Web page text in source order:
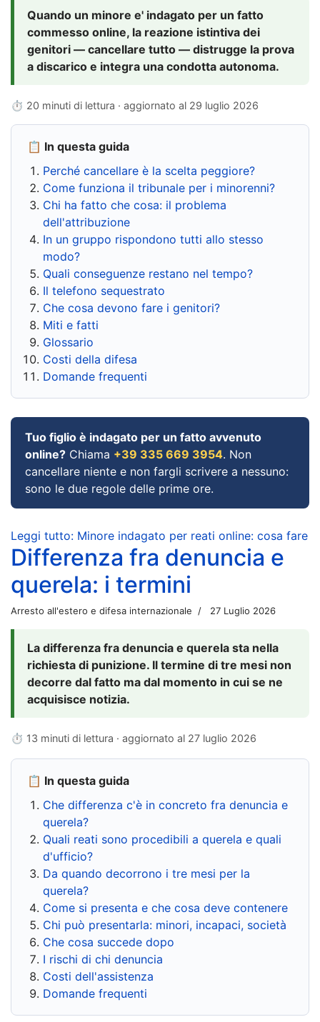
Quando un minore e' indagato per un fatto
commesso online, la reazione istintiva dei
genitori — cancellare tutto — distrugge la prova
a discarico e integra una condotta autonoma.
⏱ 20 minuti di lettura · aggiornato al 29 luglio 2026
📋 In questa guida
Perché cancellare è la scelta peggiore?
Come funziona il tribunale per i minorenni?
Chi ha fatto che cosa: il problema
dell'attribuzione
In un gruppo rispondono tutti allo stesso
modo?
Quali conseguenze restano nel tempo?
Il telefono sequestrato
Che cosa devono fare i genitori?
Miti e fatti
Glossario
Costi della difesa
Domande frequenti
Tuo figlio è indagato per un fatto avvenuto
online? Chiama +39 335 669 3954. Non
cancellare niente e non fargli scrivere a nessuno:
sono le due regole delle prime ore.
Leggi tutto: Minore indagato per reati online: cosa fare
Differenza fra denuncia e
querela: i termini
Arresto all'estero e difesa internazionale 27 Luglio 2026
La differenza fra denuncia e querela sta nella
richiesta di punizione. Il termine di tre mesi non
decorre dal fatto ma dal momento in cui se ne
acquisisce notizia.
⏱ 13 minuti di lettura · aggiornato al 27 luglio 2026
📋 In questa guida
Che differenza c'è in concreto fra denuncia e
querela?
Quali reati sono procedibili a querela e quali
d'ufficio?
Da quando decorrono i tre mesi per la
querela?
Come si presenta e che cosa deve contenere
Chi può presentarla: minori, incapaci, società
Che cosa succede dopo
I rischi di chi denuncia
Costi dell'assistenza
Domande frequenti